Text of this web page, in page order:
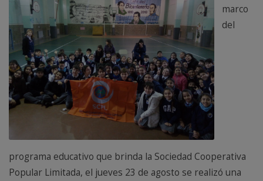
marco
del
programa educativo que brinda la Sociedad Cooperativa
Popular Limitada, el jueves 23 de agosto se realizó una